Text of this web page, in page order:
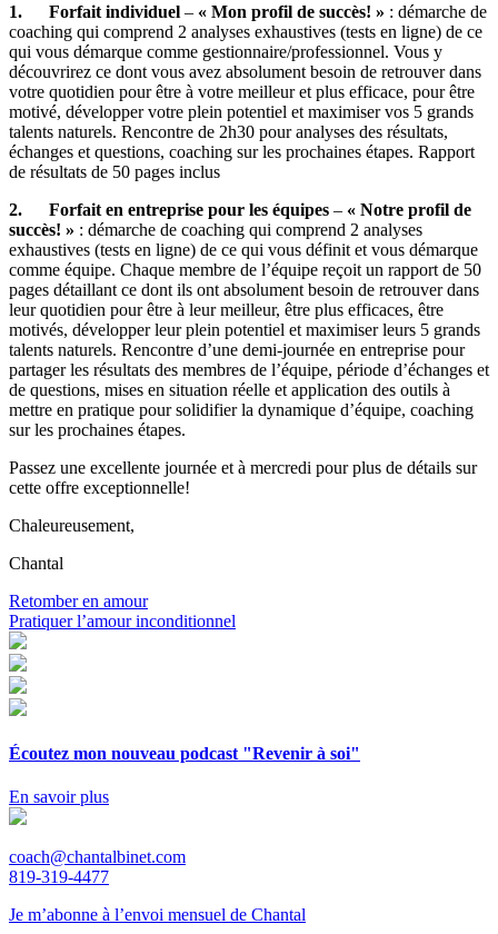
1. Forfait individuel – « Mon profil de succès! » : démarche de
coaching qui comprend 2 analyses exhaustives (tests en ligne) de ce
qui vous démarque comme gestionnaire/professionnel. Vous y
découvrirez ce dont vous avez absolument besoin de retrouver dans
votre quotidien pour être à votre meilleur et plus efficace, pour être
motivé, développer votre plein potentiel et maximiser vos 5 grands
talents naturels. Rencontre de 2h30 pour analyses des résultats,
échanges et questions, coaching sur les prochaines étapes. Rapport
de résultats de 50 pages inclus
2. Forfait en entreprise pour les équipes – « Notre profil de
succès! » : démarche de coaching qui comprend 2 analyses
exhaustives (tests en ligne) de ce qui vous définit et vous démarque
comme équipe. Chaque membre de l’équipe reçoit un rapport de 50
pages détaillant ce dont ils ont absolument besoin de retrouver dans
leur quotidien pour être à leur meilleur, être plus efficaces, être
motivés, développer leur plein potentiel et maximiser leurs 5 grands
talents naturels. Rencontre d’une demi-journée en entreprise pour
partager les résultats des membres de l’équipe, période d’échanges et
de questions, mises en situation réelle et application des outils à
mettre en pratique pour solidifier la dynamique d’équipe, coaching
sur les prochaines étapes.
Passez une excellente journée et à mercredi pour plus de détails sur
cette offre exceptionnelle!
Chaleureusement,
Chantal
Navigation
de
l'article
Retomber en amour
Pratiquer l’amour inconditionnel
Écoutez mon nouveau podcast "Revenir à soi"
En savoir plus
coach@chantalbinet.com
819-319-4477
Je m’abonne à l’envoi mensuel de Chantal